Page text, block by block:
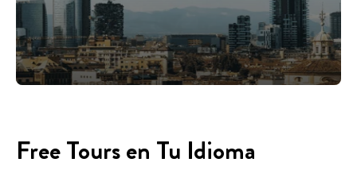
Free Tours en Tu Idioma